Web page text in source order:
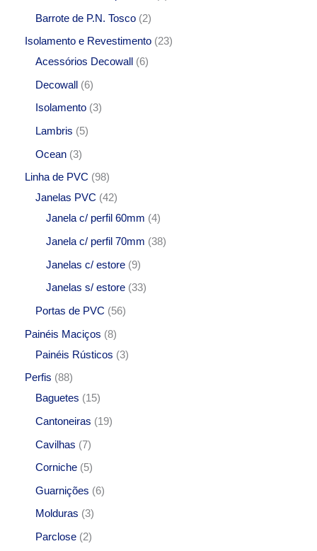
Barrote de P.N. Tosco 2
Isolamento e Revestimento
23
Acessórios Decowall
6
Decowall 6
Isolamento 3
Lambris 5
Ocean 3
Linha de PVC
98
Janelas PVC
42
Janela c/ perfil 60mm
4
Janela c/ perfil 70mm 38
Janelas c/ estore 9
Janelas s/ estore 33
Portas de PVC 56
Painéis Maciços
8
Painéis Rústicos
3
Perfis
88
Baguetes
15
Cantoneiras 19
Cavilhas 7
Corniche 5
Guarnições 6
Molduras 3
Parclose 2